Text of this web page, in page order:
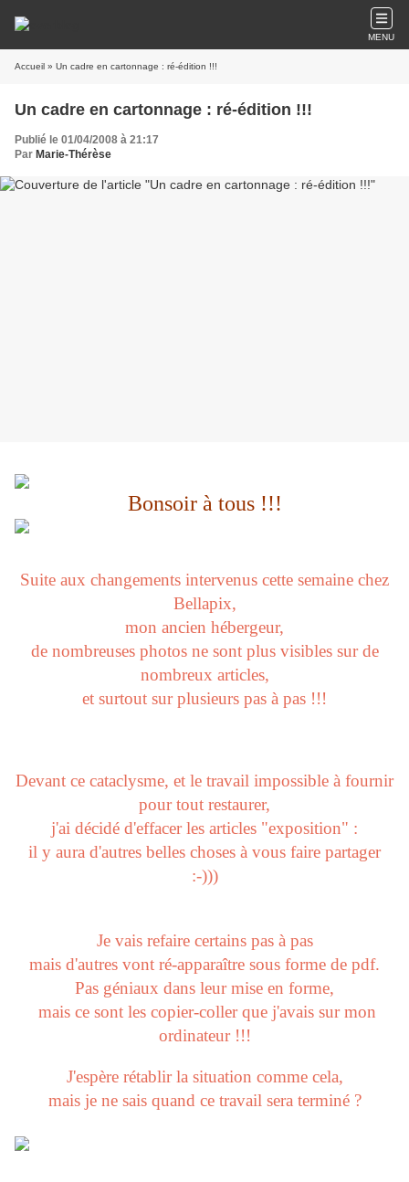
MENU
Accueil » Un cadre en cartonnage : ré-édition !!!
Un cadre en cartonnage : ré-édition !!!
Publié le 01/04/2008 à 21:17
Par Marie-Thérèse
Bonsoir à tous !!!
Suite aux changements intervenus cette semaine chez
Bellapix,
mon ancien hébergeur,
de nombreuses photos ne sont plus visibles sur de
nombreux articles,
et surtout sur plusieurs pas à pas !!!
Devant ce cataclysme, et le travail impossible à fournir
pour tout restaurer,
j'ai décidé d'effacer les articles "exposition" :
il y aura d'autres belles choses à vous faire partager
:-)))
Je vais refaire certains pas à pas
mais d'autres vont ré-apparaître sous forme de pdf.
Pas géniaux dans leur mise en forme,
mais ce sont les copier-coller que j'avais sur mon
ordinateur !!!
J'espère rétablir la situation comme cela,
mais je ne sais quand ce travail sera terminé ?